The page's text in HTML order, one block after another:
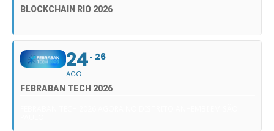
BLOCKCHAIN RIO 2026
24
AGO
26
FEBRABAN TECH 2026